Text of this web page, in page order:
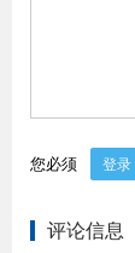
您必须 登录
评论信息